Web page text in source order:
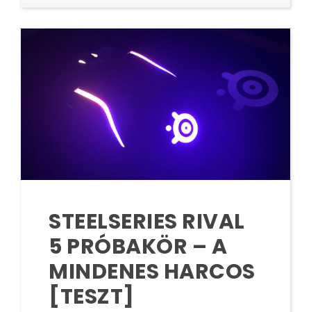
STEELSERIES RIVAL
5 PRÓBAKÖR – A
MINDENES HARCOS
[TESZT]